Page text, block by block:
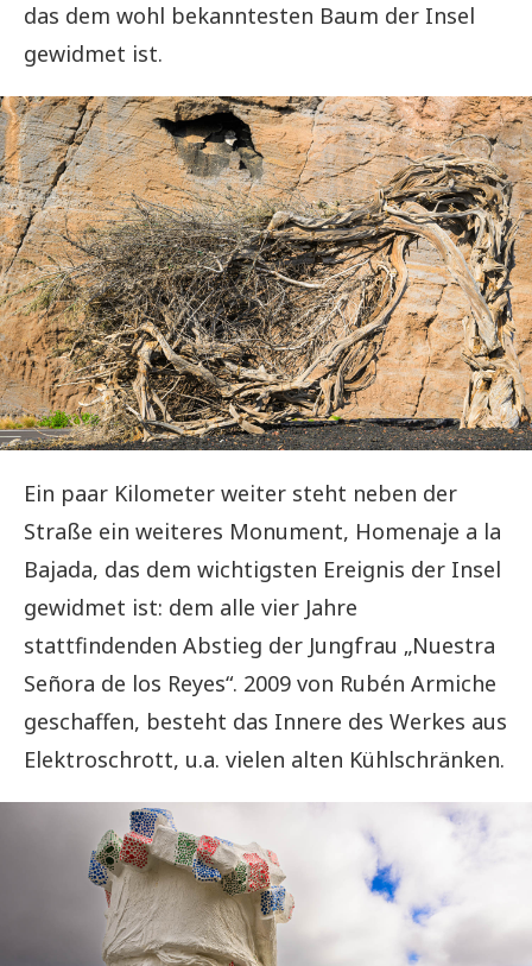
das dem wohl bekanntesten Baum der Insel
gewidmet ist.
Ein paar Kilometer weiter steht neben der
Straße ein weiteres Monument, Homenaje a la
Bajada, das dem wichtigsten Ereignis der Insel
gewidmet ist: dem alle vier Jahre
stattfindenden Abstieg der Jungfrau „Nuestra
Señora de los Reyes“. 2009 von Rubén Armiche
geschaffen, besteht das Innere des Werkes aus
Elektroschrott, u.a. vielen alten Kühlschränken.